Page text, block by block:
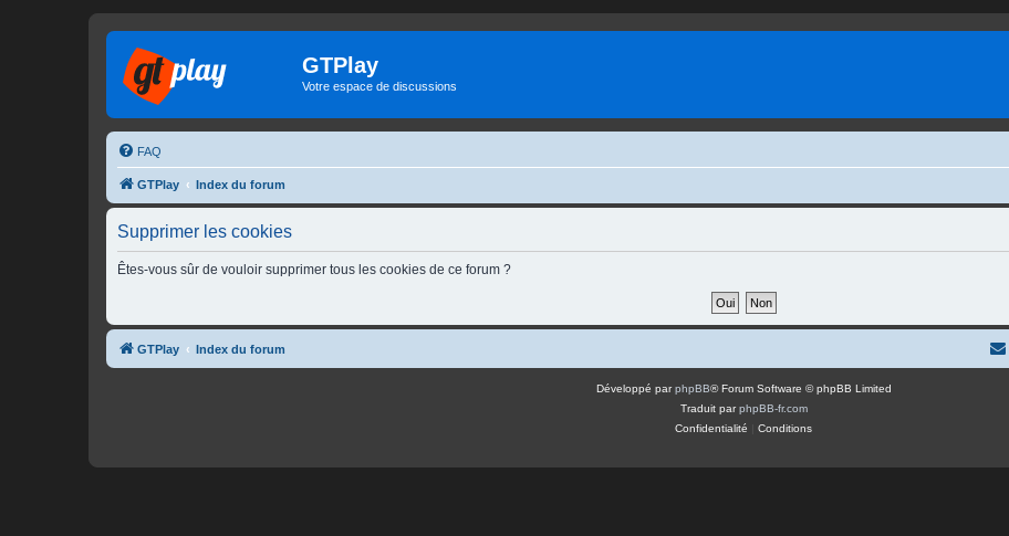
GTPlay
Votre espace de discussions
FAQ
GTPlay Index du forum
Supprimer les cookies
Êtes-vous sûr de vouloir supprimer tous les cookies de ce forum ?
GTPlay Index du forum
Développé parphpBB® Forum Software © phpBB Limited
Traduit parphpBB-fr.com
Confidentialité
Conditions